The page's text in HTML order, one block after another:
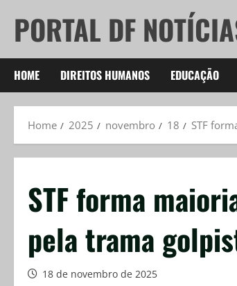
content
PORTAL DF
HOME DIREITOS HUMANOS EDUCAÇÃO
Home 2025 novembro 18 STF
STF forma
pela trama
18 de novembro de 2025